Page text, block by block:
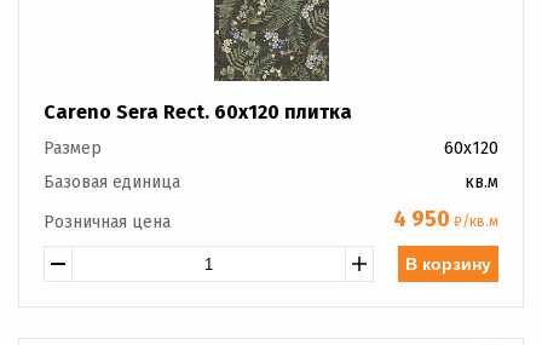
Careno Sera Rect. 60x120 плитка
Размер
60x120
Базовая единица
кв.м
Розничная цена
4 950 ₽/кв.м
В корзину